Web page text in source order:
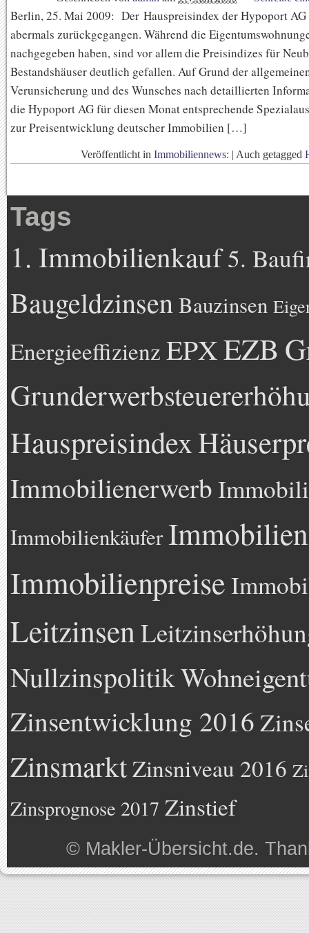
Berlin, 25. Mai 2009: Der Hauspreisindex der Hypoport
abermals zurückgegangen. Während die
nachgegeben haben, sind vor allem die Preisindizes für
Bestandshäuser deutlich gefallen. Auf Grund der
Verunsicherung und des Wunsches nach detaillierten
die Hypoport AG für diesen Monat entsprechende
zur Preisentwicklung deutscher Immobilien […]
Veröffentlicht in Immobiliennews: | Auch getagged
Tags
1. Immobilienkauf5.
BaugeldzinsenBauzinsen
Energieeffizienz EPXEZB
Hauspreisindex
Immobilienerwerb
Immobilienkäufer
Immobilienpreise
Leitzinsen
Nullzinspolitik
Zinsentwicklung 2016
ZinsmarktZinsniveau 2016
Zinsprognose 2017 Zinstief
© Makler-Übersicht.de.